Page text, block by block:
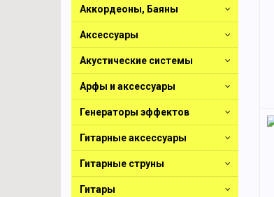
Аккордеоны, Баяны
Аксессуары
Акустические системы
Арфы и аксессуары
Генераторы эффектов
Гитарные аксессуары
Гитарные струны
Гитары